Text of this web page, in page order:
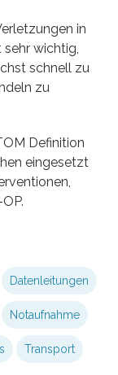
in
sehr wichtig,
schnell zu
zu
Definition
eingesetzt
Datenleitungen
Notaufnahme
Transport